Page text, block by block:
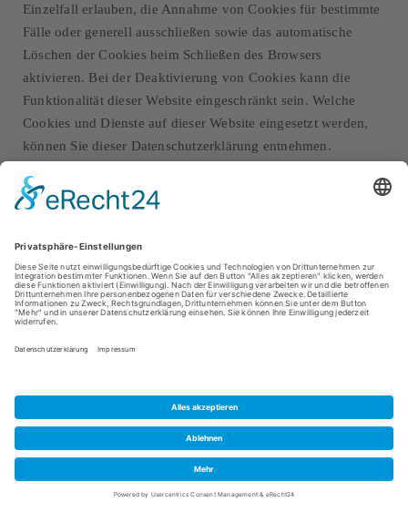
Einzelfall erlauben, die Annahme von Cookies für bestimmte
Fälle oder generell ausschließen sowie das automatische
Löschen der Cookies beim Schließen des Browsers
aktivieren. Bei der Deaktivierung von Cookies kann die
Funktionalität dieser Website eingeschränkt sein. Welche
Cookies und Dienste auf dieser Website eingesetzt werden,
können Sie dieser Datenschutzerklärung entnehmen.
Einwilligung mit Usercentrics
Usercentrics, um Ihre Einwilligung zur Speicherung
bestimmter Cookies auf Ihrem Endgerät oder zum Einsatz
bestimmter Technologien einzuholen und diese
datenschutzkonform zu dokumentieren. Anbieter dieser
betreten, werden folgende personenbezogene Daten an
Usercentrics übertragen:
Ihre Einwilligung(en) bzw. der Widerruf Ihrer
Einwilligung(en)